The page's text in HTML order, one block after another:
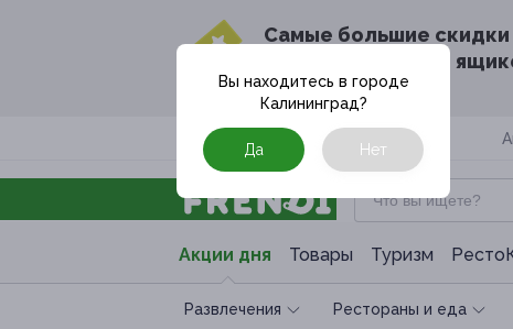
Cамые большие
в твоём почтовом
Москва
Акции дня Товары Туризм
Развлечения Рестораны и еда
Вы находитесь в городе
Калининград?
Да Нет